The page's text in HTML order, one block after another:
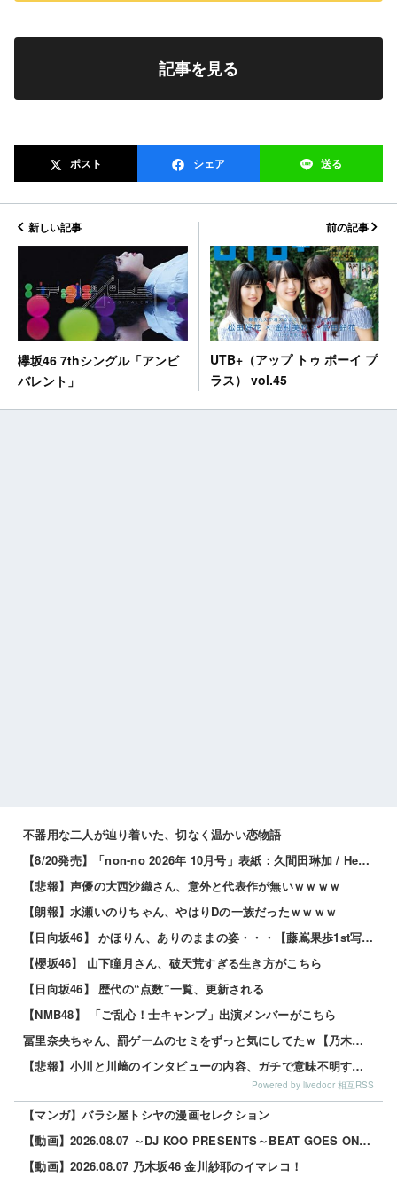
記事を見る
ポスト シェア 送る
新しい記事
欅坂46 7thシングル「アンビ
バレント」
前の記事
UTB+（アップ トゥ ボーイ プ
ラス） vol.45
不器用な二人が辿り着いた、切なく温かい恋物語
【8/20発売】「non-no 2026年 10月号」表紙：久間田琳加 / Hearts2Hearts
【悲報】声優の大西沙織さん、意外と代表作が無いｗｗｗｗ
【朗報】水瀬いのりちゃん、やはりDの一族だったｗｗｗｗ
【日向坂46】 かほりん、ありのままの姿・・・【藤嶌果歩1st写真集】
【櫻坂46】 山下瞳月さん、破天荒すぎる生き方がこちら
【日向坂46】 歴代の“点数”一覧、更新される
【NMB48】 「ご乱心！士キャンプ」出演メンバーがこちら
冨里奈央ちゃん、罰ゲームのセミをずっと気にしてたｗ【乃木坂46】
【悲報】小川と川﨑のインタビューの内容、ガチで意味不明すぎる
Powered by livedoor 相互RSS
【マンガ】バラシ屋トシヤの漫画セレクション
【動画】2026.08.07 ～DJ KOO PRESENTS～BEAT GOES ON 【鈴木佑捺 (乃木坂46)】
【動画】2026.08.07 乃木坂46 金川紗耶のイマレコ！